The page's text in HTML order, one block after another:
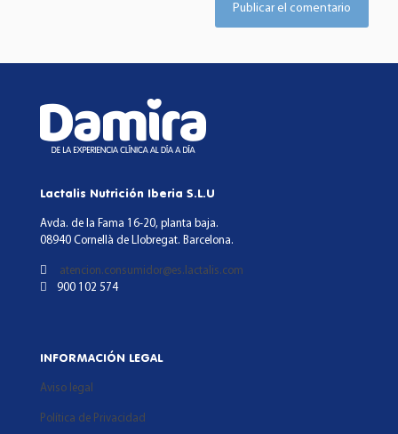
Lactalis Nutrición Iberia S.L.U
Avda. de la Fama 16-20, planta baja.
08940 Cornellà de Llobregat. Barcelona.
atencion.consumidor@es.lactalis.com
900 102 574
INFORMACIÓN LEGAL
Aviso legal
Política de Privacidad